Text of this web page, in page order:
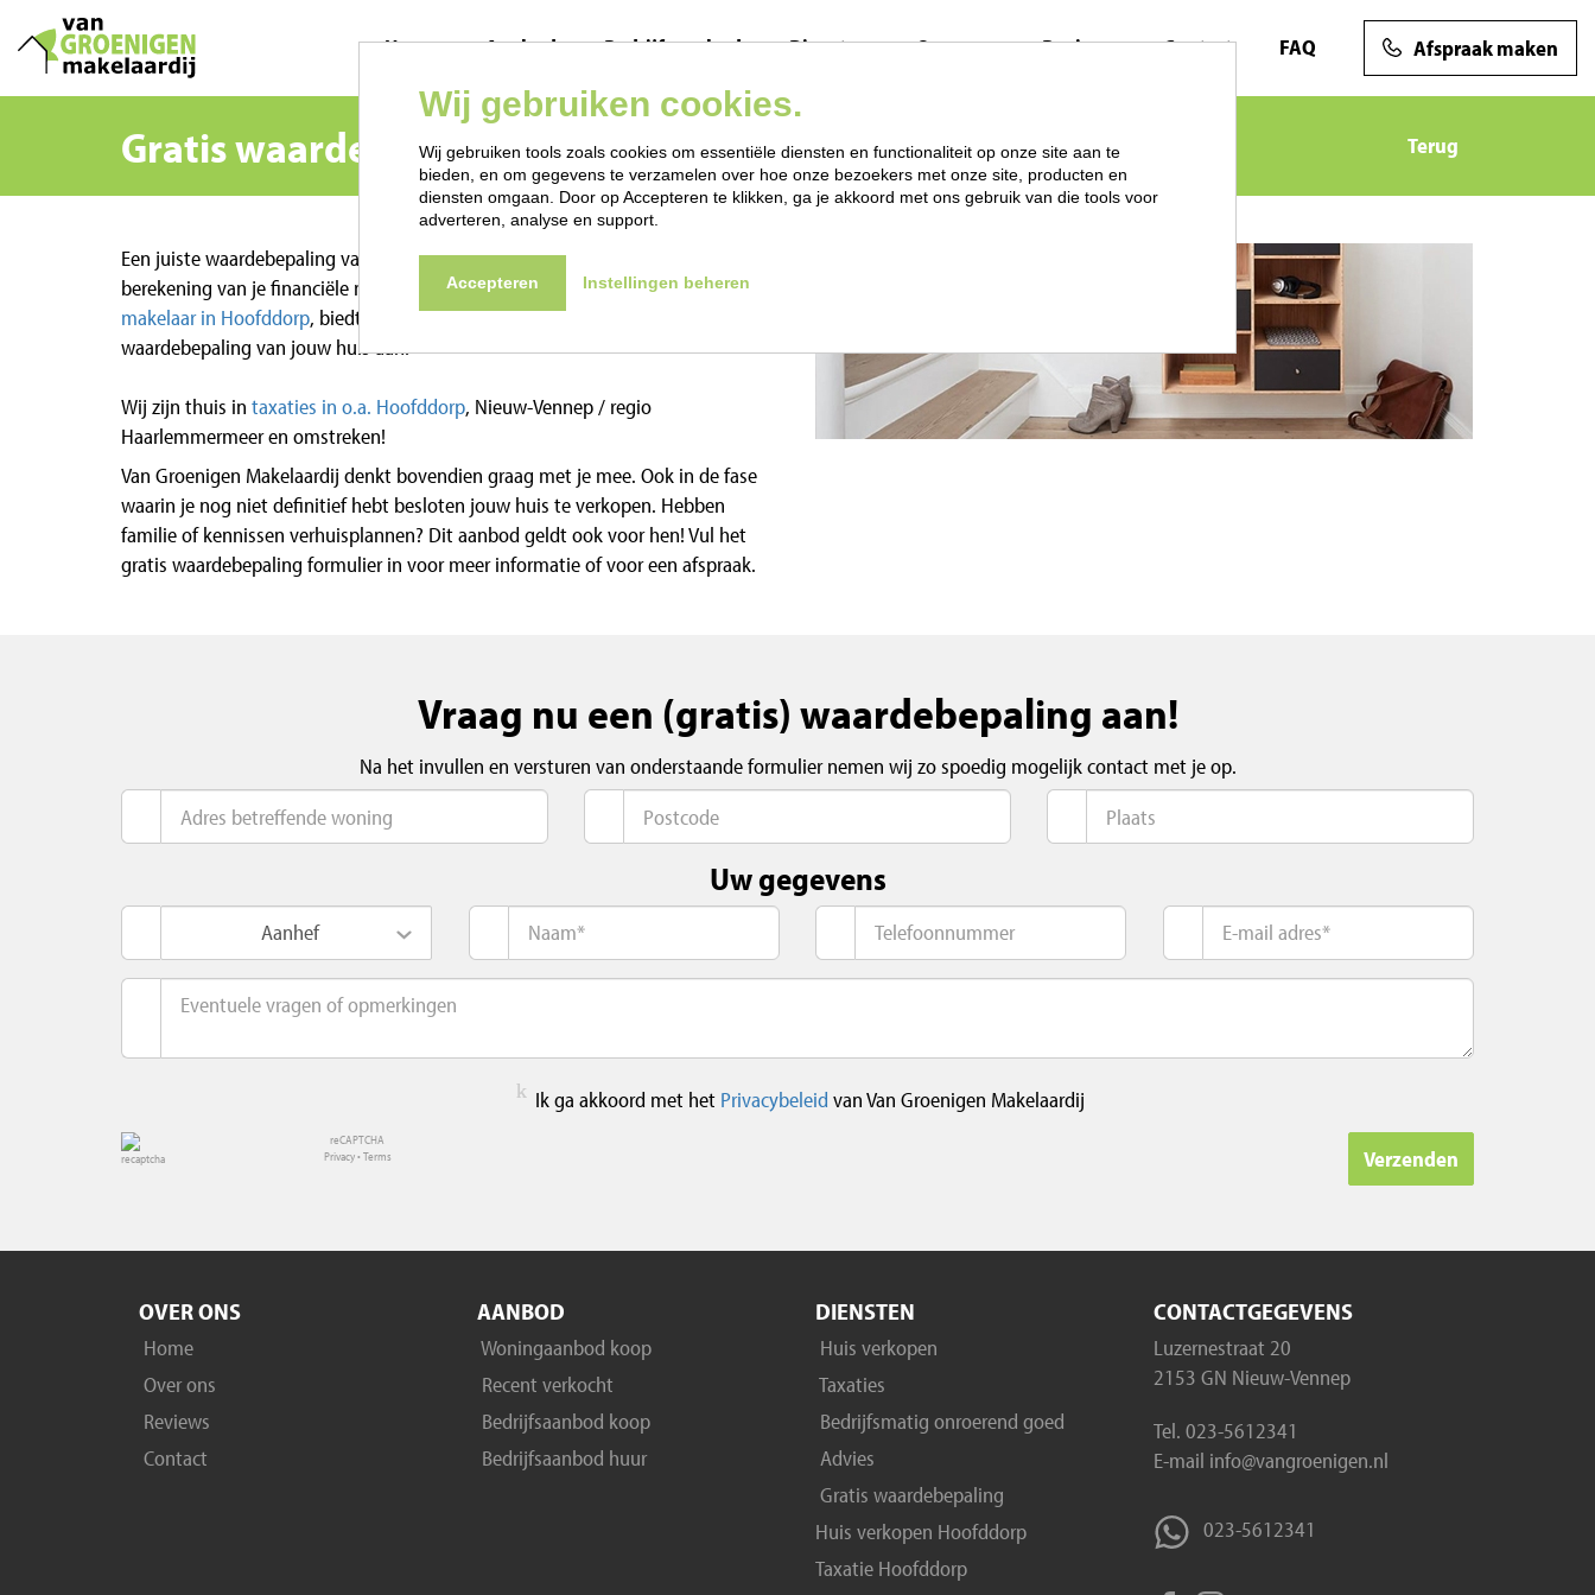
Home Aanbod Bedrijfsaanbod Diensten Over ons Reviews Contact FAQ Afspraak maken
Gratis waardebepaling van jouw huis Terug
Een juiste waardebepaling van jouw huis is een belangrijke basis voor de
berekening van je financiële mogelijkheden. Van Groenigen Makelaardij, NVM-
makelaar in Hoofddorp, biedt jou graag een vrijblijvend en gratis
waardebepaling van jouw huis aan!
Wij zijn thuis in taxaties in o.a. Hoofddorp, Nieuw-Vennep / regio
Haarlemmermeer en omstreken!
Van Groenigen Makelaardij denkt bovendien graag met je mee. Ook in de fase
waarin je nog niet definitief hebt besloten jouw huis te verkopen. Hebben
familie of kennissen verhuisplannen? Dit aanbod geldt ook voor hen! Vul het
gratis waardebepaling formulier in voor meer informatie of voor een afspraak.
Vraag nu een (gratis) waardebepaling aan!
Na het invullen en versturen van onderstaande formulier nemen wij zo spoedig mogelijk contact met je op.
Uw gegevens
Aanhef
Ik ga akkoord met het Privacybeleid van Van Groenigen Makelaardij
reCAPTCHA
Privacy• Terms Verzenden
OVER ONS
Home
Over ons
Reviews
Contact
AANBOD
Woningaanbod koop
Recent verkocht
Bedrijfsaanbod koop
Bedrijfsaanbod huur
DIENSTEN
Huis verkopen
Taxaties
Bedrijfsmatig onroerend goed
Advies
Gratis waardebepaling
Huis verkopen Hoofddorp
Taxatie Hoofddorp
CONTACTGEGEVENS
Luzernestraat 20
2153 GN Nieuw-Vennep
Tel. 023-5612341
E-mail info@vangroenigen.nl
023-5612341
Wij gebruiken cookies.
Wij gebruiken tools zoals cookies om essentiële diensten en functionaliteit op onze site aan te
bieden, en om gegevens te verzamelen over hoe onze bezoekers met onze site, producten en
diensten omgaan. Door op Accepteren te klikken, ga je akkoord met ons gebruik van die tools voor
adverteren, analyse en support.
Accepteren Instellingen beheren